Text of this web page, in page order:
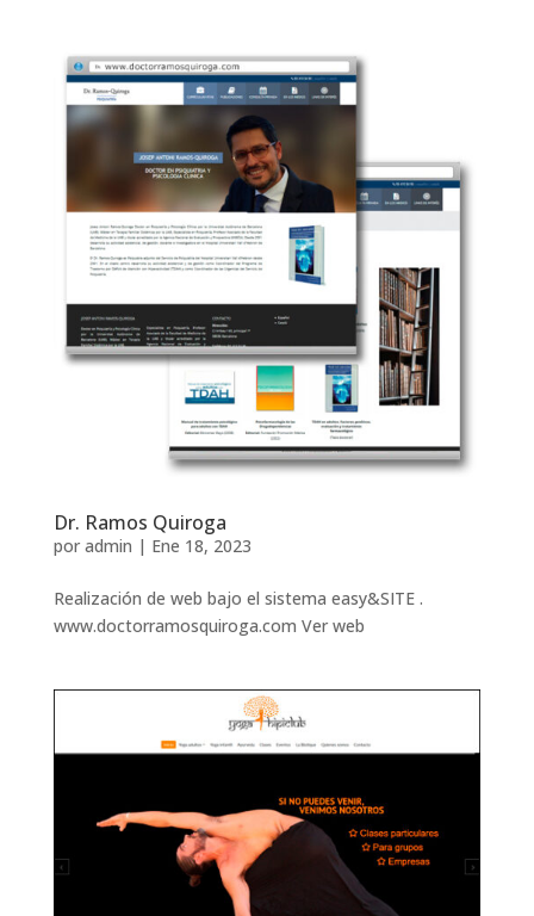
Dr. Ramos Quiroga
por admin | Ene 18, 2023
Realización de web bajo el sistema easy&SITE .
www.doctorramosquiroga.com Ver web